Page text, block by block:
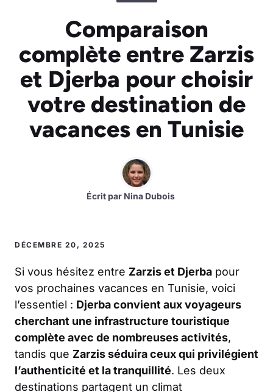
Comparaison
complète entre Zarzis
et Djerba pour choisir
votre destination de
vacances en Tunisie
Écrit par Nina Dubois
DÉCEMBRE 20, 2025
Si vous hésitez entre Zarzis et Djerba pour
vos prochaines vacances en Tunisie, voici
l’essentiel : Djerba convient aux voyageurs
cherchant une infrastructure touristique
complète avec de nombreuses activités,
tandis que Zarzis séduira ceux qui privilégient
l’authenticité et la tranquillité. Les deux
destinations partagent un climat